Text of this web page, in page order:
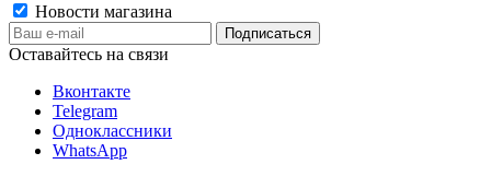
Новости магазина
Оставайтесь на связи
Вконтакте
Telegram
Одноклассники
WhatsApp